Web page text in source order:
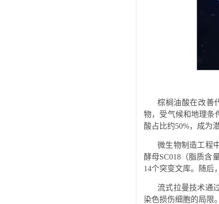
棕榈油酸在改善
物，受气候和地理条
酸占比约50%，成为
微生物制造工程
酵母SC018（脂质含
14个突变文库。随后
流式拉曼技术通
染色损伤细胞的局限